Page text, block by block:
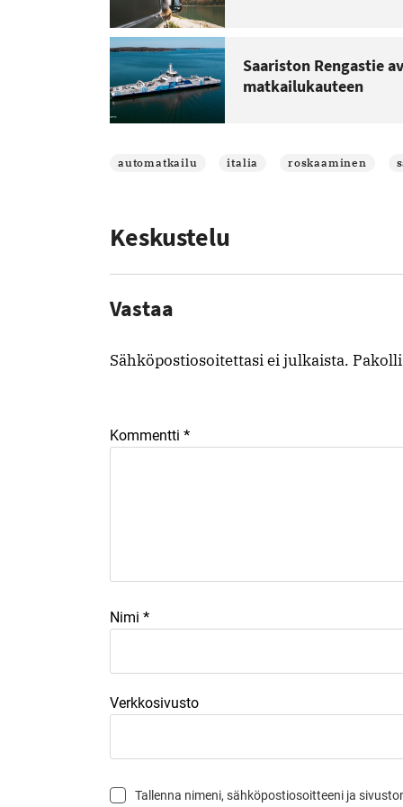
Saariston Rengastie
matkailukauteen
automatkailu italia roskaaminen
Keskustelu
Vastaa
Sähköpostiosoitettasi ei julkaista.
Kommentti *
Nimi *
Verkkosivusto
Tallenna nimeni, sähköpostiosoitteeni ja